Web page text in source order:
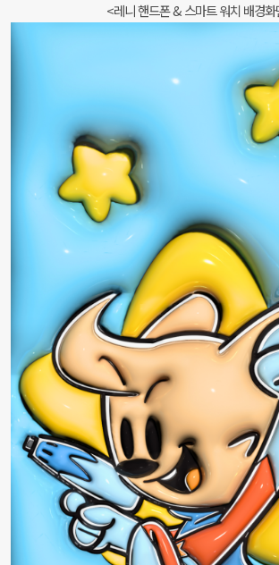
<레니 핸드폰 & 스마트 워치 배경